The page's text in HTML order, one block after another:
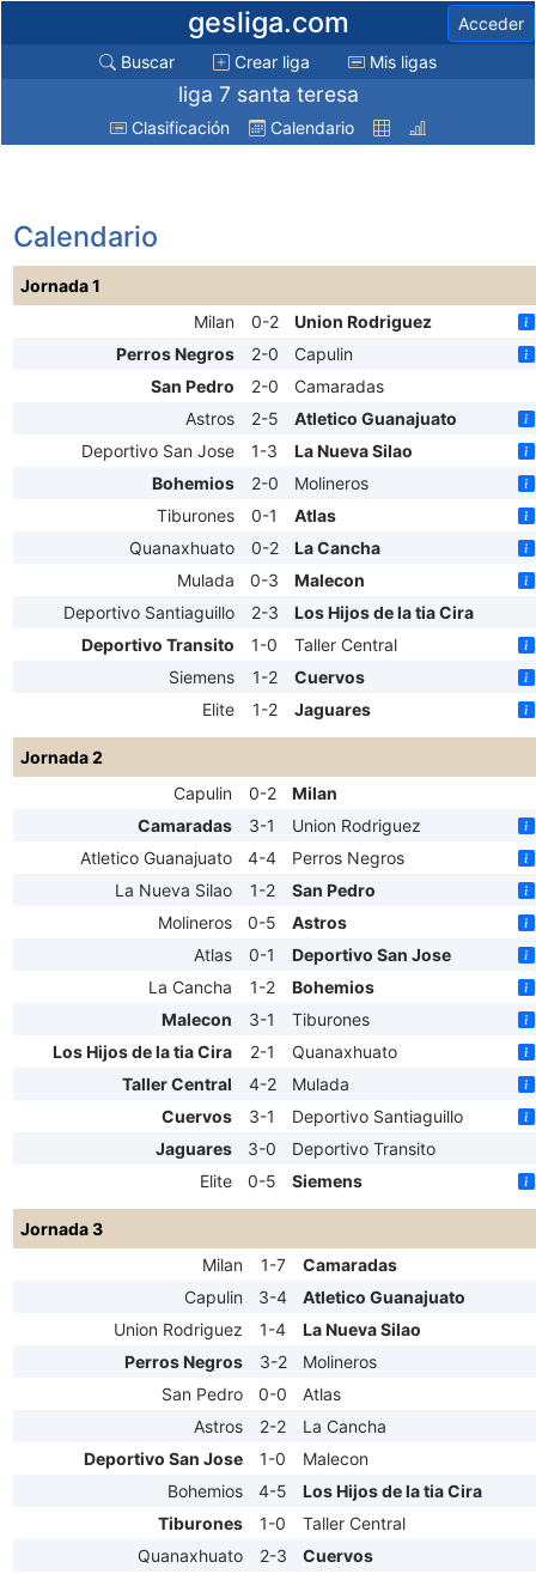
gesliga.com
Acceder
Buscar
Crear liga Mis ligas
liga 7 santa teresa
Clasificación Calendario
Calendario
Jornada 1
Milan
0-2
Union Rodriguez
Perros Negros
2-0
Capulin
San Pedro
2-0
Camaradas
Astros
2-5
Atletico Guanajuato
Deportivo San Jose
1-3
La Nueva Silao
Bohemios
2-0
Molineros
Tiburones
0-1
Atlas
Quanaxhuato
0-2
La Cancha
Mulada
0-3
Malecon
Deportivo Santiaguillo
2-3
Los Hijos de la tia Cira
Deportivo Transito
1-0
Taller Central
Siemens
1-2
Cuervos
Elite
1-2 Jaguares
Jornada 2
Capulin
0-2
Milan
Camaradas
3-1
Union Rodriguez
Atletico Guanajuato
4-4
Perros Negros
La Nueva Silao
1-2
San Pedro
Molineros
0-5
Astros
Atlas
0-1
Deportivo San Jose
La Cancha
1-2
Bohemios
Malecon
3-1
Tiburones
Los Hijos de la tia Cira
2-1
Quanaxhuato
Taller Central
4-2
Mulada
Cuervos
3-1
Deportivo Santiaguillo
Jaguares
3-0
Deportivo Transito
Elite
0-5 Siemens
Jornada 3
Milan
1-7
Camaradas
Capulin
3-4
Atletico Guanajuato
Union Rodriguez
1-4
La Nueva Silao
Perros Negros
3-2
Molineros
San Pedro
0-0
Atlas
Astros
2-2
La Cancha
Deportivo San Jose
1-0
Malecon
Bohemios
4-5
Los Hijos de la tia Cira
Tiburones
1-0
Taller Central
Quanaxhuato
2-3
Cuervos